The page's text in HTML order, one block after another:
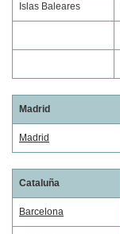
Islas Baleares
Madrid
Madrid
Cataluña
Barcelona